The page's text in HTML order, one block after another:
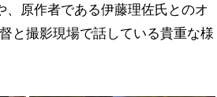
原作者である伊藤理佐氏とのオ
と撮影現場で話している貴重な様